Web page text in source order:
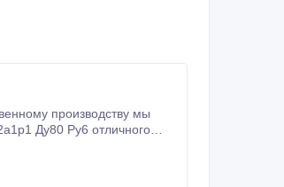
производству мы
Ду80 Ру6 отличного